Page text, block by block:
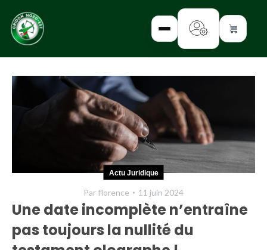
✕
INTERROGEZ-
VOUS
INFORMEZ-
VOUS
LISEZ-NOUS
Actu Juridique
Par florence 11 juin 2024
Une date incomplète n’entraîne
pas toujours la nullité du